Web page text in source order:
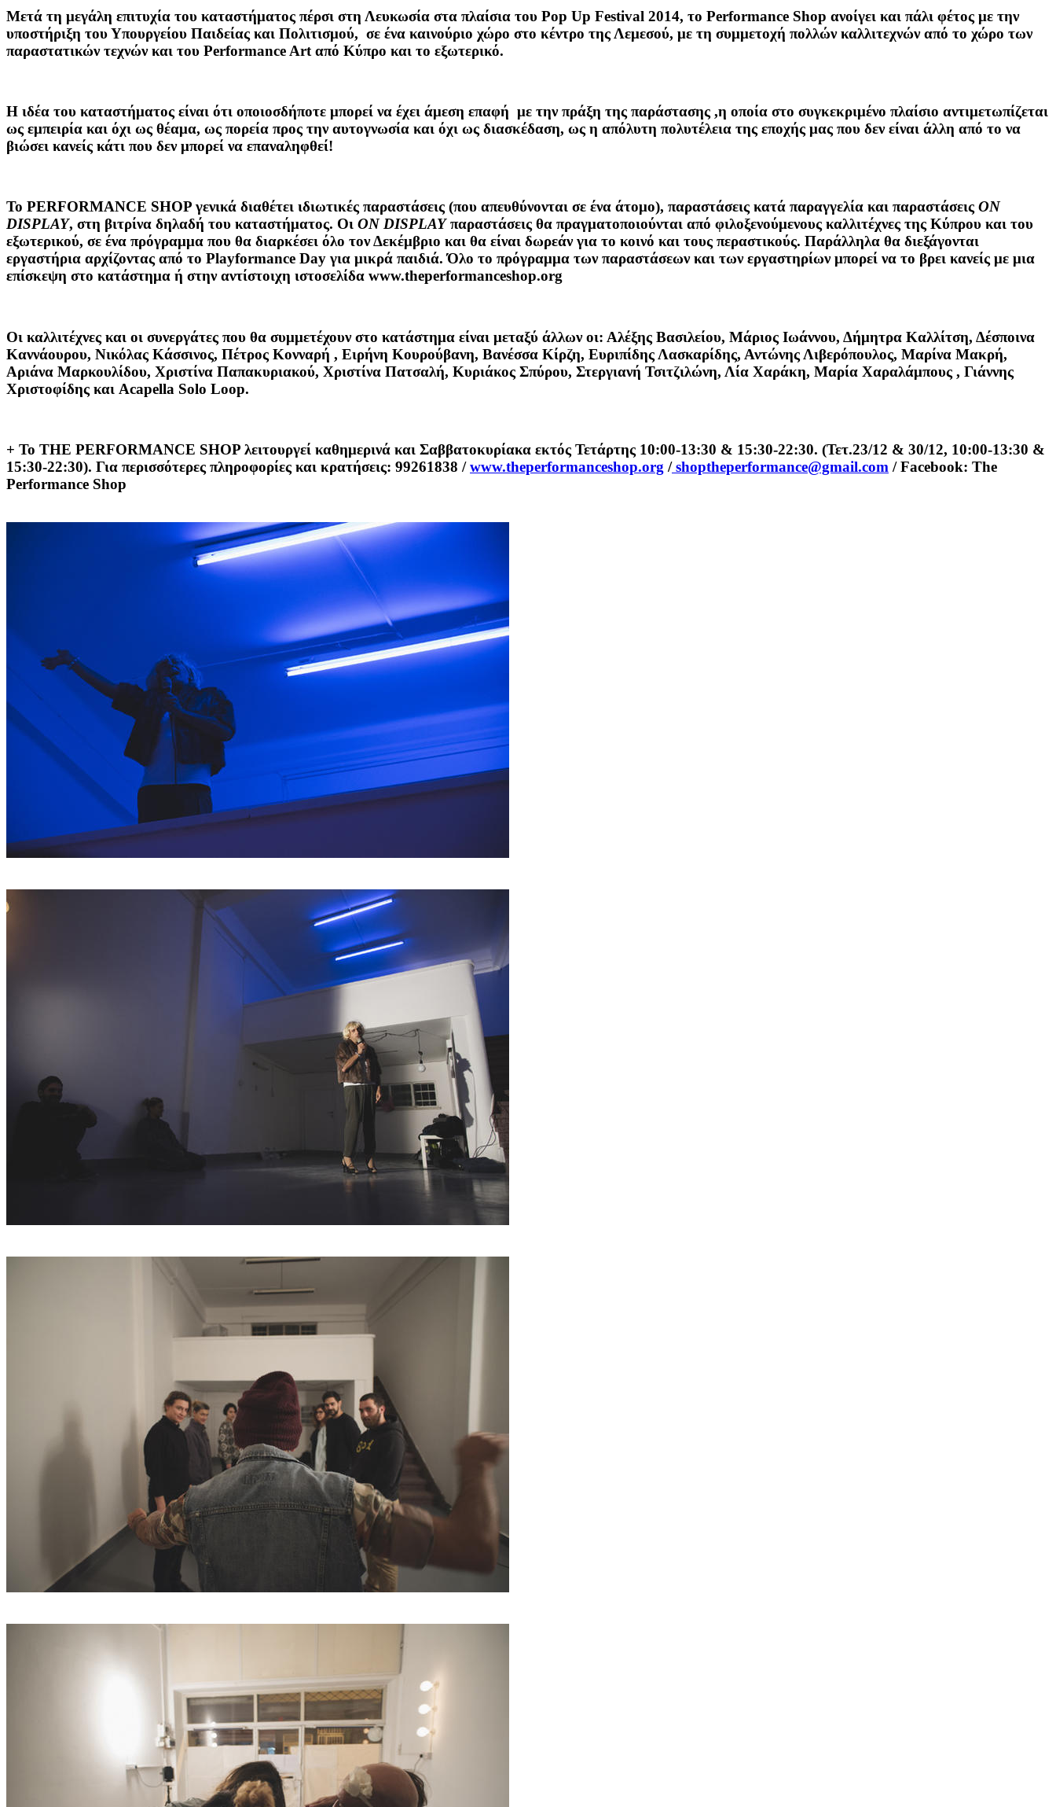
Μετά τη μεγάλη επιτυχία του καταστήματος πέρσι στη Λευκωσία στα πλαίσια του Pop Up Festival 2014, το Performance Shop ανοίγει και πάλι φέτος με την
υποστήριξη του Υπουργείου Παιδείας και Πολιτισμού, σε ένα καινούριο χώρο στο κέντρο της Λεμεσού, με τη συμμετοχή πολλών καλλιτεχνών από το χώρο των
παραστατικών τεχνών και του Performance Art από Κύπρο και το εξωτερικό.
Η ιδέα του καταστήματος είναι ότι οποιοσδήποτε μπορεί να έχει άμεση επαφή με την πράξη της παράστασης ,η οποία στο συγκεκριμένο πλαίσιο αντιμετωπίζεται
ως εμπειρία και όχι ως θέαμα, ως πορεία προς την αυτογνωσία και όχι ως διασκέδαση, ως η απόλυτη πολυτέλεια της εποχής μας που δεν είναι άλλη από το να
βιώσει κανείς κάτι που δεν μπορεί να επαναληφθεί!
Το PERFORMANCE SHOP γενικά διαθέτει ιδιωτικές παραστάσεις (που απευθύνονται σε ένα άτομο), παραστάσεις κατά παραγγελία και παραστάσεις ON
DISPLAY, στη βιτρίνα δηλαδή του καταστήματος. Οι ON DISPLAYπαραστάσεις θα πραγματοποιούνται από φιλοξενούμενους καλλιτέχνες της Κύπρου και του
εξωτερικού, σε ένα πρόγραμμα που θα διαρκέσει όλο τον Δεκέμβριο και θα είναι δωρεάν για το κοινό και τους περαστικούς. Παράλληλα θα διεξάγονται
εργαστήρια αρχίζοντας από το Playformance Day για μικρά παιδιά. Όλο το πρόγραμμα των παραστάσεων και των εργαστηρίων μπορεί να το βρει κανείς με μια
επίσκεψη στο κατάστημα ή στην αντίστοιχη ιστοσελίδα www.theperformanceshop.org
Οι καλλιτέχνες και οι συνεργάτες που θα συμμετέχουν στο κατάστημα είναι μεταξύ άλλων οι: Αλέξης Βασιλείου, Μάριος Ιωάννου, Δήμητρα Καλλίτση, Δέσποινα
Καννάουρου, Νικόλας Κάσσινος, Πέτρος Κονναρή , Ειρήνη Κουρούβανη, Βανέσσα Κίρζη, Ευριπίδης Λασκαρίδης, Αντώνης Λιβερόπουλος, Μαρίνα Μακρή,
Αριάνα Μαρκουλίδου, Χριστίνα Παπακυριακού, Χριστίνα Πατσαλή, Κυριάκος Σπύρου, Στεργιανή Τσιτζιλώνη, Λία Χαράκη, Μαρία Χαραλάμπους , Γιάννης
Χριστοφίδης και Acapella Solo Loop.
+ Το THE PERFORMANCE SHOP λειτουργεί καθημερινά και Σαββατοκυρίακα εκτός Τετάρτης 10:00-13:30 & 15:30-22:30. (Τετ.23/12 & 30/12, 10:00-13:30 &
15:30-22:30). Για περισσότερες πληροφορίες και κρατήσεις: 99261838 /www.theperformanceshop.org /shoptheperformance@gmail.com / Facebook: The
Performance Shop